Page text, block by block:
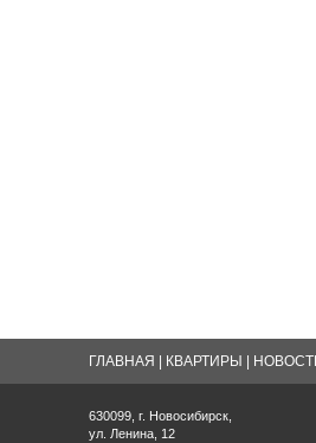
ГЛАВНАЯ КВАРТИРЫ
630099, г. Новосибирск,
ул. Ленина, 12